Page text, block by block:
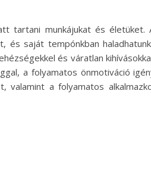
tartani munkájukat és életüket.
saját tempónkban
és váratlan
a folyamatos önmotiváció
a folyamatos